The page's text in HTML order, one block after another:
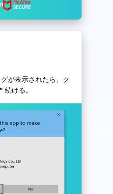
が表示されたら、ク
続ける。